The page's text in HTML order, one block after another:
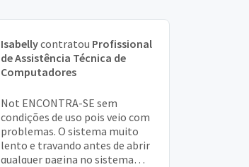
Isabellycontratou Profissional
de Assistência Técnica de
Computadores
Not ENCONTRA-SE sem
condições de uso pois veio com
problemas. O sistema muito
lento e travando antes de abrir
qualquer pagina no sistema